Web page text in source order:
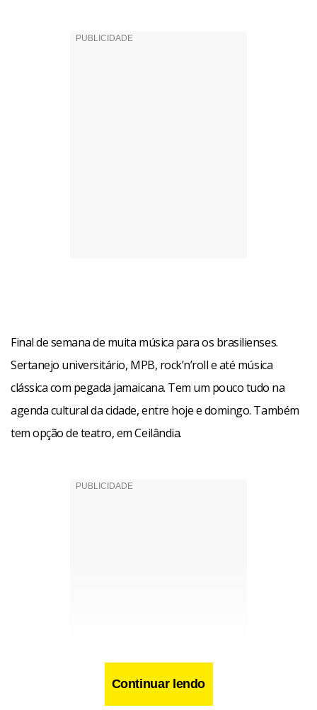
Final de semana de muita música para os brasilienses.
Sertanejo universitário, MPB, rock’n’roll e até música
clássica com pegada jamaicana. Tem um pouco tudo na
agenda cultural da cidade, entre hoje e domingo. Também
tem opção de teatro, em Ceilândia.
Continuar lendo